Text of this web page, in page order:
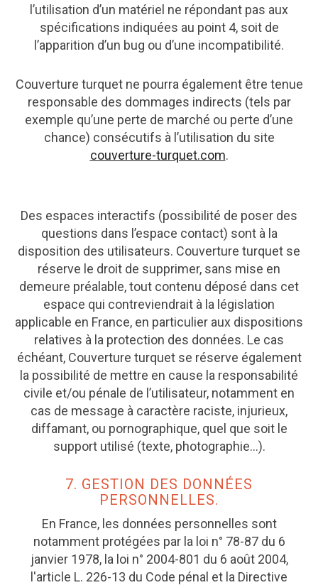
l’utilisation d’un matériel ne répondant pas aux
spécifications indiquées au point 4, soit de
l’apparition d’un bug ou d’une incompatibilité.
Couverture turquet ne pourra également être tenue
responsable des dommages indirects (tels par
exemple qu’une perte de marché ou perte d’une
chance) consécutifs à l’utilisation du site
couverture-turquet.com.
Des espaces interactifs (possibilité de poser des
questions dans l’espace contact) sont à la
disposition des utilisateurs. Couverture turquet se
réserve le droit de supprimer, sans mise en
demeure préalable, tout contenu déposé dans cet
espace qui contreviendrait à la législation
applicable en France, en particulier aux dispositions
relatives à la protection des données. Le cas
échéant, Couverture turquet se réserve également
la possibilité de mettre en cause la responsabilité
civile et/ou pénale de l’utilisateur, notamment en
cas de message à caractère raciste, injurieux,
diffamant, ou pornographique, quel que soit le
support utilisé (texte, photographie…).
7. GESTION DES DONNÉES
PERSONNELLES.
En France, les données personnelles sont
notamment protégées par la loi n° 78-87 du 6
janvier 1978, la loi n° 2004-801 du 6 août 2004,
l'article L. 226-13 du Code pénal et la Directive